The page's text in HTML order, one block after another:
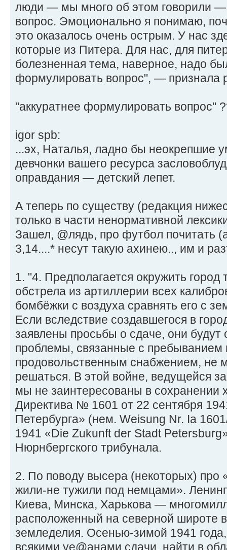
люди — мы много об этом говорили —
вопрос. Эмоционально я понимаю,
это оказалось очень острым. У нас
которые из Питера. Для нас, для
болезненная тема, наверное, надо
формулировать вопрос", — признала
"аккуратнее формулировать вопрос"
igor spb:
...эх, Наталья, ладно бы неокрепшие
девчонки вашего ресурса
оправдания — детский лепет.
А теперь по существу (редакция
только в части ненормативной
Зашел, @лядь, про футбол почитать
3,14....* несут такую ахинею.., им и
1. "4. Предполагается окружить
обстрела из артиллерии всех
бомбёжки с воздуха сравнять его с
Если вследствие создавшегося в
заявлены просьбы о сдаче, они будут
проблемы, связанные с пребыванием
продовольственным снабжением, не
решаться. В этой войне, ведущейся
мы не заинтересованы в сохранении
Директива № 1601 от 22 сентября
Петербурга» (нем. Weisung Nr. Ia
1941 «Die Zukunft der Stadt
Нюрнбергского трибунала.
2. По поводу высера (некоторых) про
жили-не тужили под немцами».
Киева, Минска, Харькова —
расположенный на северной широте
земледелия. Осенью-зимой 1941
всякими уе@анами сдачи, найти в